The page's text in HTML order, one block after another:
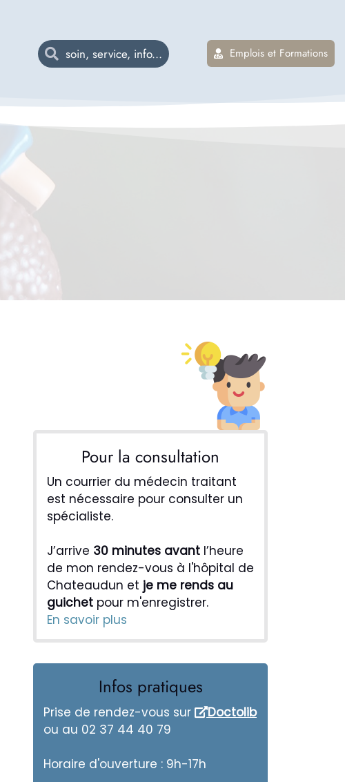
Emplois et Formations
Pour la consultation
Un courrier du médecin traitant
est nécessaire pour consulter un
spécialiste.
J’arrive 30 minutes avant l’heure
de mon rendez-vous à l'hôpital de
Chateaudun et je me rends au
guichet pour m'enregistrer.
En savoir plus
Infos pratiques
Prise de rendez-vous sur
Doctolib
ou au 02 37 44 40 79
Horaire d'ouverture : 9h-17h